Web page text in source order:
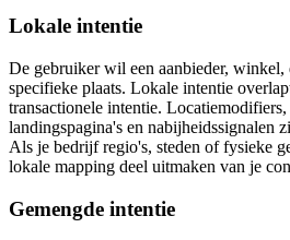
Lokale intentie
De gebruiker wil een aanbieder, winkel,
specifieke plaats. Lokale intentie
transactionele intentie.
landingspagina's en nabijheidssignalen
Als je bedrijf regio's, steden of fysieke
lokale mapping deel uitmaken van je
Gemengde intentie